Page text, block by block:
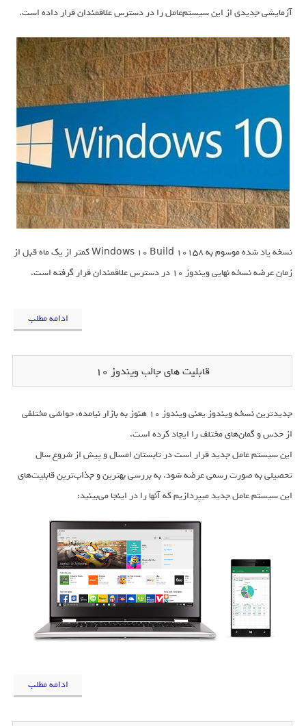
آزمایشی جدیدی از این سیستم‌عامل را در دسترس علاقمندان قرار داده است.
نسخه یاد شده موسوم به Windows 10 Build 10158 کمتر از یک ماه قبل از
زمان عرضه نسخه نهایی ویندوز 10 در دسترس علاقمندان قرار گرفته است.
ادامه مطلب
قابلیت های جالب ویندوز 10
جدیدترین نسخه ویندوز یعنی ویندوز 10 هنوز به بازار نیامده، حواشی مختلفی
از حدس و گمان‌های مختلف را ایجاد کرده است.
این سیستم عامل جدید قرار است در تابستان امسال و پیش از شروع سال
تحصیلی به صورت رسمی عرضه شود. به بررسی بهترین و جذاب‌ترین قابلیت‌های
این سیستم عامل جدید میپردازیم که آنها را در اینجا می‌بینید:
ادامه مطلب